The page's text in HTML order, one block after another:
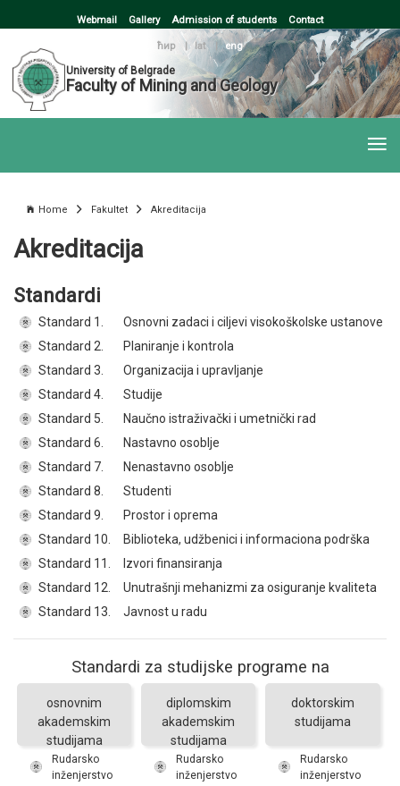
Webmail Gallery Admission of students Contact
ћир | lat
eng
University of Belgrade
Faculty of Mining and Geology
Home Fakultet Akreditacija
Akreditacija
Standardi
Standard 1.
Osnovni zadaci i ciljevi visokoškolske ustanove
Standard 2.
Planiranje i kontrola
Standard 3.
Organizacija i upravljanje
Standard 4.
Studije
Standard 5.
Naučno istraživački i umetnički rad
Standard 6.
Nastavno osoblje
Standard 7.
Nenastavno osoblje
Standard 8.
Studenti
Standard 9.
Prostor i oprema
Standard 10.
Biblioteka, udžbenici i informaciona podrška
Standard 11.
Izvori finansiranja
Standard 12.
Unutrašnji mehanizmi za osiguranje kvaliteta
Standard 13.
Javnost u radu
Standardi za studijske programe na
osnovnim
akademskim
studijama
diplomskim
akademskim
studijama
doktorskim
studijama
Rudarsko
inženjerstvo
Rudarsko
inženjerstvo
Rudarsko
inženjerstvo